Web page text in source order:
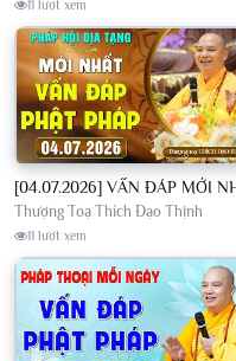
11 lượt xem
Thượng Toạ Thích Đạo Thịnh
11 lượt xem